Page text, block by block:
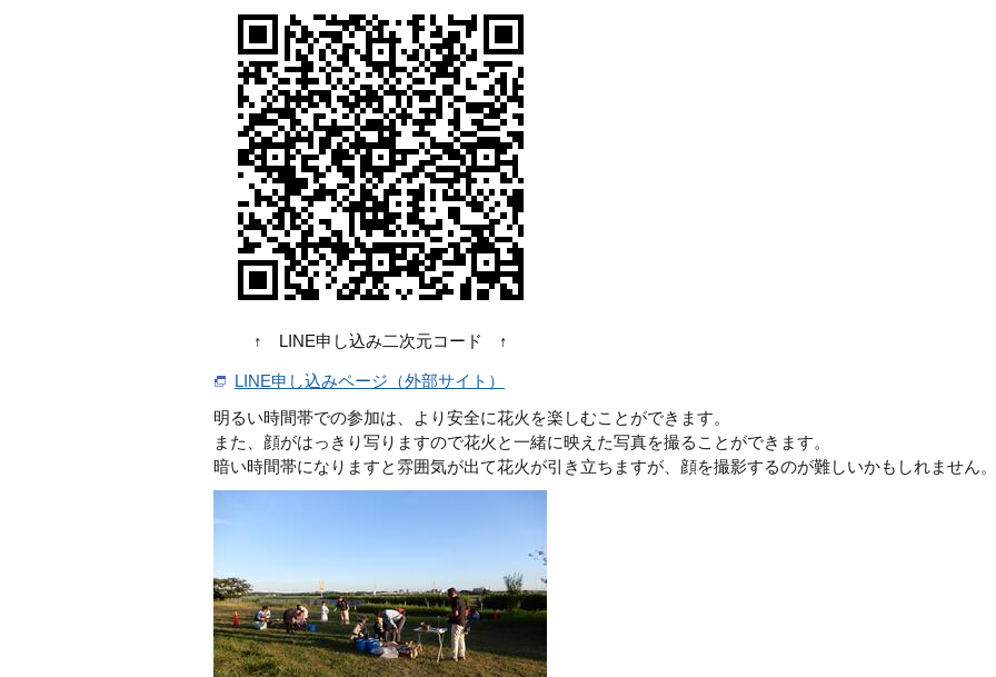
↑ LINE申し込み二次元コード ↑
LINE申し込みページ（外部サイト）
明るい時間帯での参加は、より安全に花火を楽しむことができます。
また、顔がはっきり写りますので花火と一緒に映えた写真を撮ることができます。
暗い時間帯になりますと雰囲気が出て花火が引き立ちますが、顔を撮影するのが難しいかもしれません。